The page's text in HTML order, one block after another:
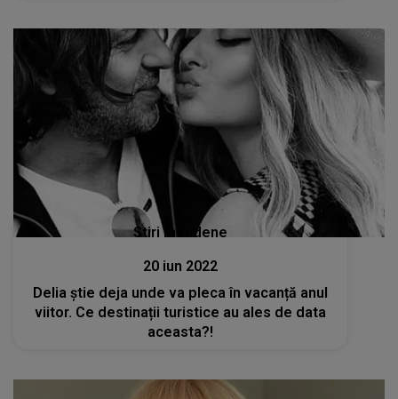
Stiri mondene
20 iun 2022
Delia știe deja unde va pleca în vacanță anul
viitor. Ce destinații turistice au ales de data
aceasta?!